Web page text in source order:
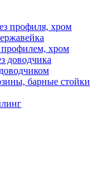
профиля, хром
хром
доводчика
барные стойки